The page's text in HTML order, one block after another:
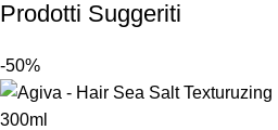
Prodotti Suggeriti
-50%